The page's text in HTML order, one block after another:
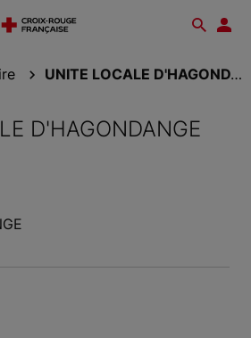
UNITE LOCALE D'HAGONDANGE
D'HAGONDANGE